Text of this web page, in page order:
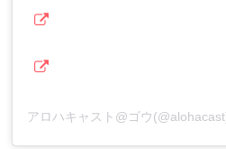
アロハキャスト@ゴウ